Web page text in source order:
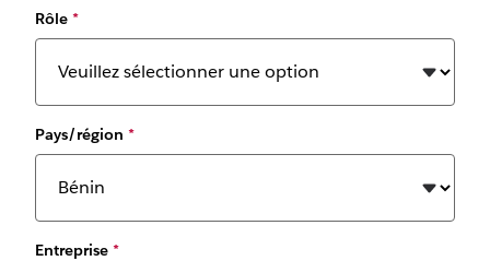
Rôle *
Pays/région *
Entreprise *